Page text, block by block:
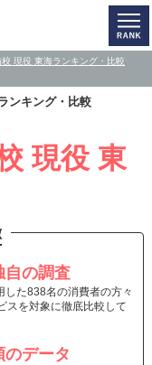
現役 東海ランキング・比較
ンキング・比較
現役 東
自の調査
した838名の消費者の方々
スを対象に徹底比較して
データ